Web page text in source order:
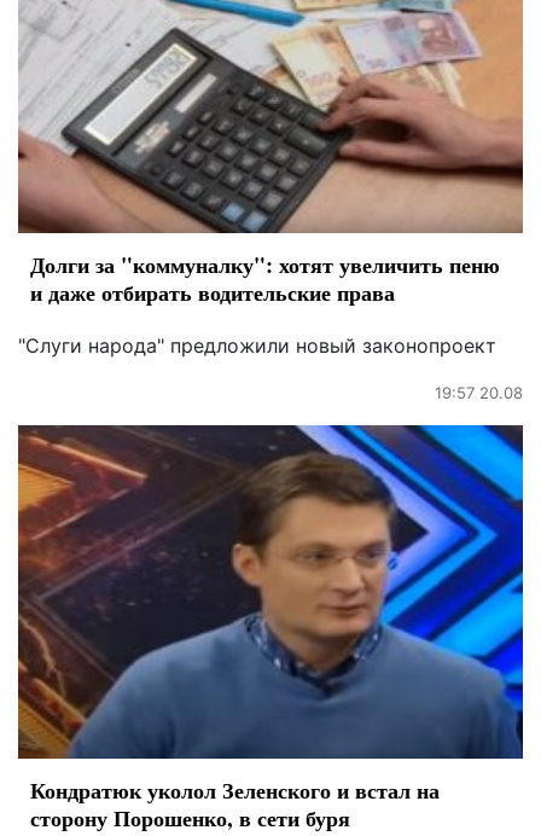
Долги за "коммуналку": хотят увеличить пеню
и даже отбирать водительские права
"Слуги народа" предложили новый законопроект
19:57 20.08
Кондратюк уколол Зеленского и встал на
сторону Порошенко, в сети буря